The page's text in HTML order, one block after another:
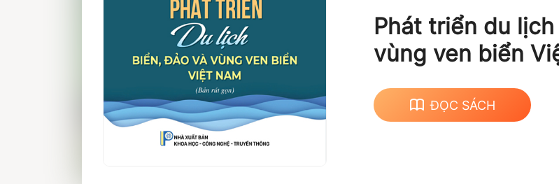
Phát triển du
vùng ven biển
gọn)
ĐỌC SÁCH